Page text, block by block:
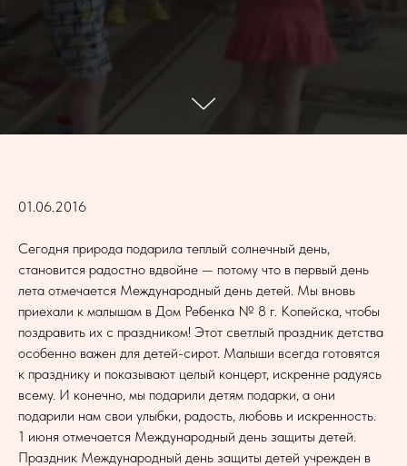
01.06.2016
Сегодня природа подарила теплый солнечный день,
становится радостно вдвойне — потому что в первый день
лета отмечается Международный день детей. Мы вновь
приехали к малышам в Дом Ребенка № 8 г. Копейска, чтобы
поздравить их с праздником! Этот светлый праздник детства
особенно важен для детей-сирот. Малыши всегда готовятся
к празднику и показывают целый концерт, искренне радуясь
всему. И конечно, мы подарили детям подарки, а они
подарили нам свои улыбки, радость, любовь и искренность.
1 июня отмечается Международный день защиты детей.
Праздник Международный день защиты детей учрежден в